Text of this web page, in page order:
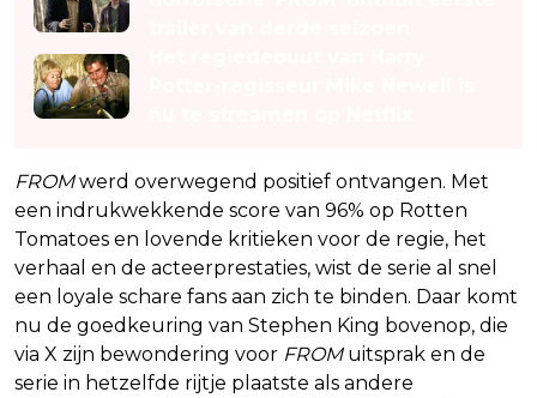
FROMwerd overwegend positief ontvangen. Met
een indrukwekkende score van 96% op Rotten
Tomatoes en lovende kritieken voor de regie, het
verhaal en de acteerprestaties, wist de serie al snel
een loyale schare fans aan zich te binden. Daar komt
nu de goedkeuring van Stephen King bovenop, die
via X zijn bewondering voor FROMuitsprak en de
serie in hetzelfde rijtje plaatste als andere